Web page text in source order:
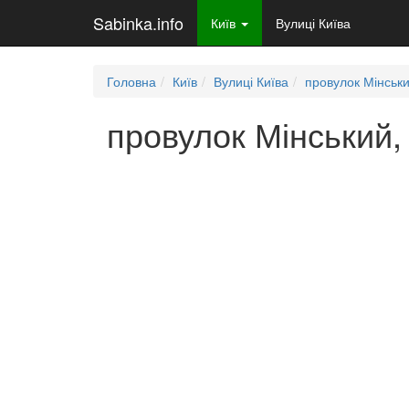
Sabinka.info Київ Вулиці Київа
Головна Київ Вулиці Київа провулок
провулок